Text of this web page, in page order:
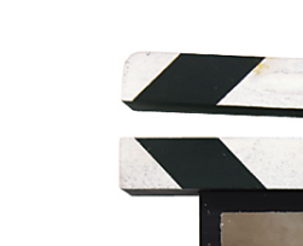
Galerie filmových klapek
Autoři filmových klapek
O projektu
Aktuální výstavy